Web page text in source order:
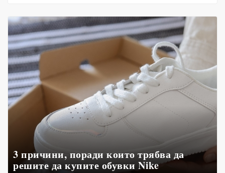
3 причини, поради които трябва да
решите да купите обувки Nike